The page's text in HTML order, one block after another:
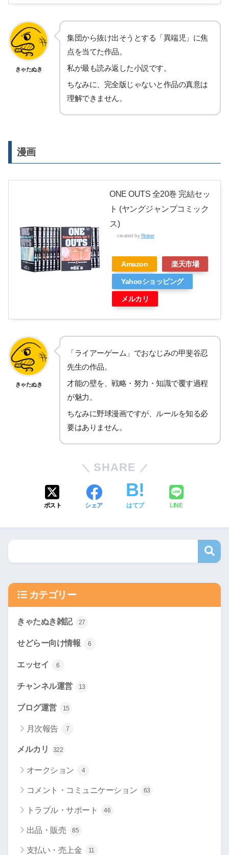
きゃたぬき
集団から抜け出そうとする「異端児」に焦
点を当てた作品。
私が最も読み返した小説です。
ちなみに、完全版じゃないと作品の真意は
理解できません。
漫画
ONE OUTS 全20巻 完結セッ
ト (ヤングジャンプコミック
ス)
created byRinker
Amazon 楽天市場
Yahooショッピング
メルカリ
きゃたぬき
「ライアーゲーム」でおなじみの甲斐谷忍
先生の作品。
才能の壁を、戦略・努力・知識で覆す過程
が魅力。
ちなみに野球漫画ですが、ルールを知る必
要はありません。
SHARE
ポスト シェア はてブ LINE
カテゴリー
きゃたぬき雑記 27
せどらー向け情報 6
エッセイ 6
チャンネル運営 13
ブログ運営 15
月次報告 7
メルカリ 322
オークション 4
コメント・コミュニケーション 63
トラブル・サポート 46
出品・販売 85
支払い・売上金 11